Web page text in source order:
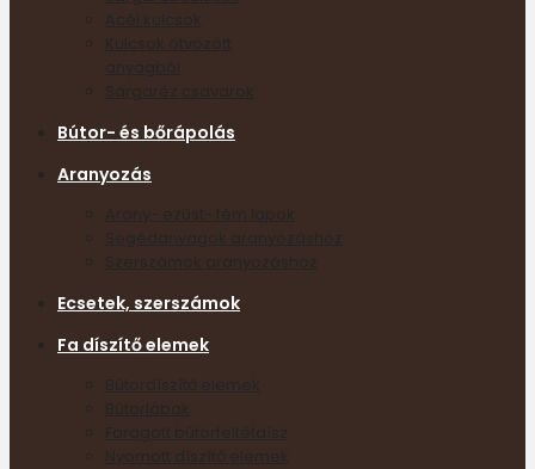
Acél kulcsok
Kulcsok ötvözött
Sárgaréz csavarok
Bútor- és bőrápolás
Aranyozás
Arany- ezüst- fém lapok
Segédanyagok aranyozáshoz
Szerszámok aranyozáshoz
Ecsetek, szerszámok
Fa díszítő elemek
Bútordíszítő elemek
Bútorlábak
Faragott bútorfeltétdísz
Nyomott díszítő elemek